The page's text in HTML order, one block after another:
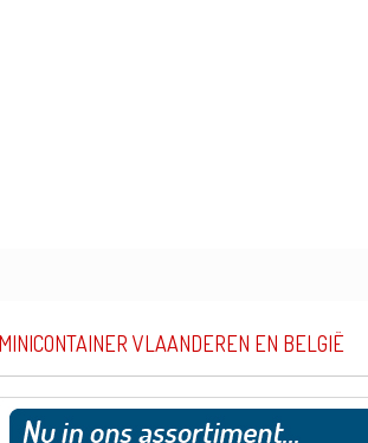
MINICONTAINER VLAANDEREN EN BELGIË